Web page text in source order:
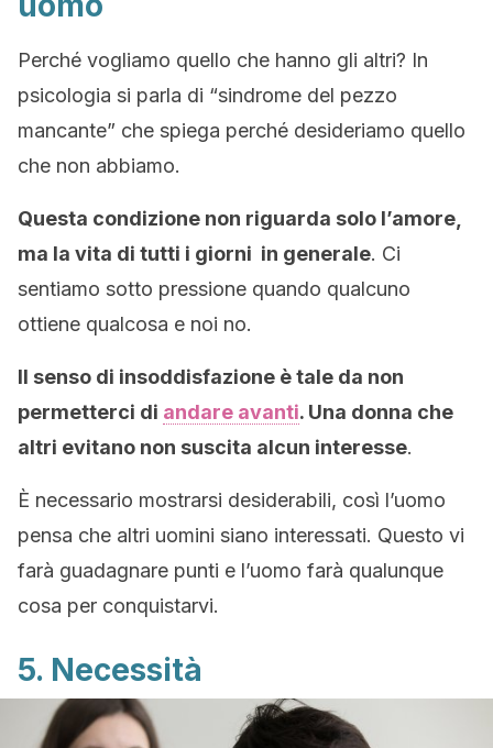
Perché vogliamo quello che hanno gli altri? In
psicologia si parla di “sindrome del pezzo
mancante” che spiega perché desideriamo quello
che non abbiamo.
Questa condizione non riguarda solo l’amore,
ma la vita di tutti i giorni in generale. Ci
sentiamo sotto pressione quando qualcuno
ottiene qualcosa e noi no.
Il senso di insoddisfazione è tale da non
permetterci di andare avanti. Una donna che
altri evitano non suscita alcun interesse.
È necessario mostrarsi desiderabili, così l’uomo
pensa che altri uomini siano interessati. Questo vi
farà guadagnare punti e l’uomo farà qualunque
cosa per conquistarvi.
5. Necessità